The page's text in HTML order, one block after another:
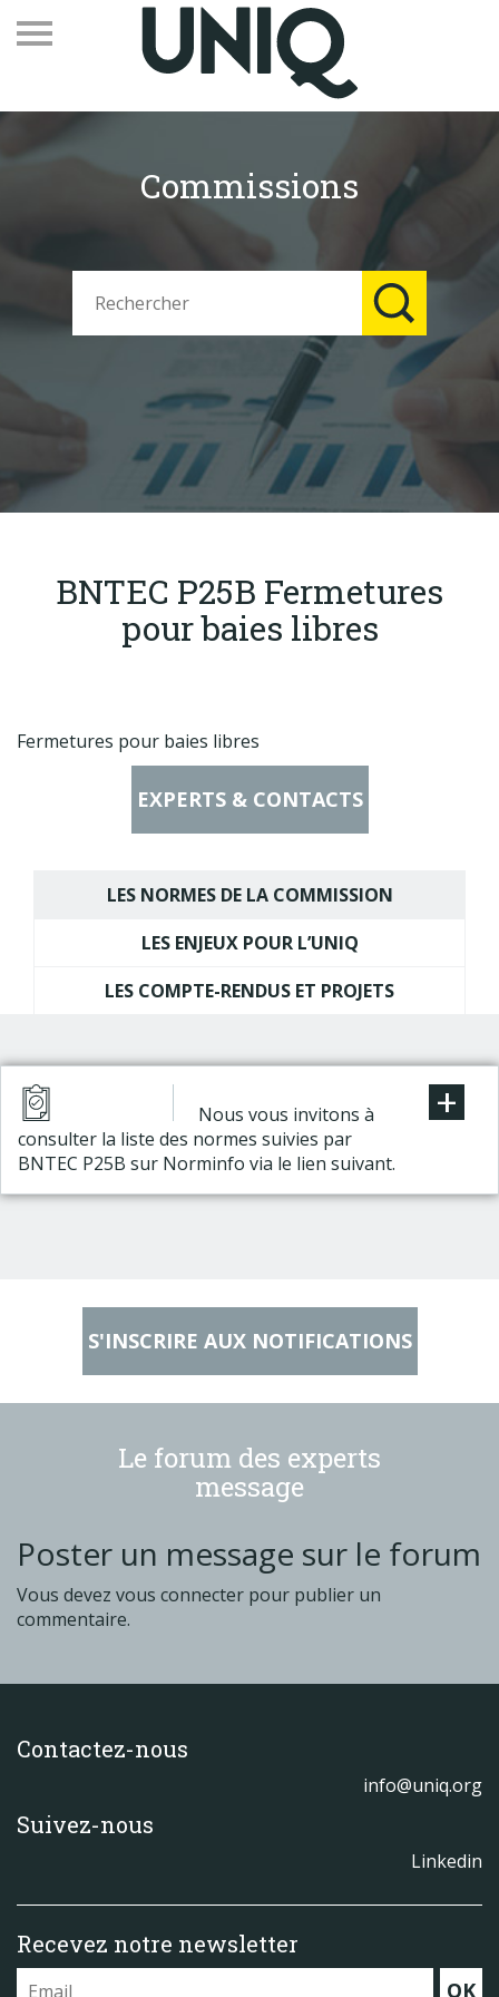
Recevez notre newsletter
Vos contacts
Espace adhérents
EN
Qui sommes-nous
Produits
Partenaires
Publications
Commissions
BNTEC P25B Fermetures
pour baies libres
Fermetures pour baies libres
EXPERTS & CONTACTS
LES NORMES DE LA COMMISSION
LES ENJEUX POUR L’UNIQ
LES COMPTE-RENDUS ET PROJETS
Nous vous invitons à
consulter la liste des normes suivies par
BNTEC P25B sur Norminfo via le lien suivant.
+
S'INSCRIRE AUX NOTIFICATIONS
Le forum des experts
message
Poster un message sur le forum
Vous devez vous connecter pour publier un
commentaire.
Contactez-nous
info@uniq.org
Suivez-nous
Linkedin
Recevez notre newsletter
OK